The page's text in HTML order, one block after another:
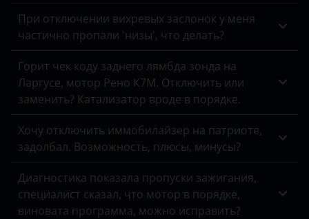
Fiat
Foton
Geely
Great Wall
При отключении вихревых заслонок у меня
частично пропали 'низы', что делать?
Горит чек коду заднего лямбда зонда на
Ларгусе, мотор Рено К7М. Отключить или
заменить? Катализатор вроде в порядке.
Хочу отключить иммобилайзер на патриоте,
задолбал. Возможность, плюсы, минусы?
Диагностика показала пропуски зажигания,
специалист сказал, что мотор в порядке,
виновата программа, можно исправить?